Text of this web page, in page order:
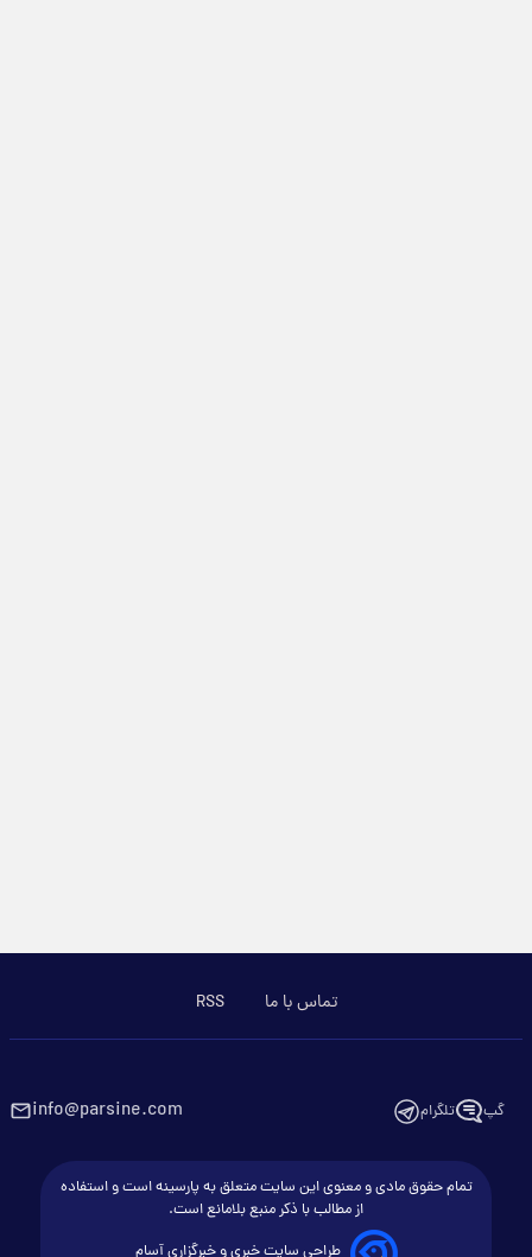
تماس با ما RSS
گپ تلگرام info@parsine.com
تمام حقوق مادی و معنوی این سایت متعلق به پارسینه است و استفاده
از مطالب با ذکر منبع بلامانع است.
طراحی سایت خبری و خبرگزاری آسام